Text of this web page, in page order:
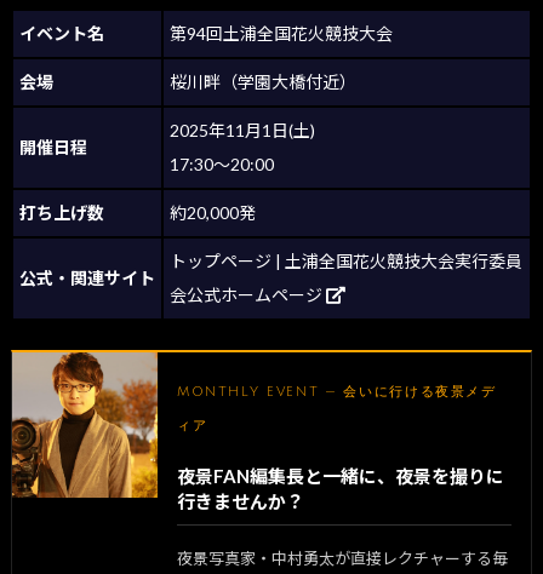
イベント名 第94回土浦全国花火競技大会
会場 桜川畔（学園大橋付近）
開催日程
2025年11月1日(土)
17:30～20:00
打ち上げ数 約20,000発
公式・関連サイト
トップページ | 土浦全国花火競技大会実行委員
会公式ホームページ
MONTHLY EVENT — 会いに行ける夜景メデ
ィア
夜景FAN編集長と一緒に、夜景を撮りに
行きませんか？
夜景写真家・中村勇太が直接レクチャーする毎